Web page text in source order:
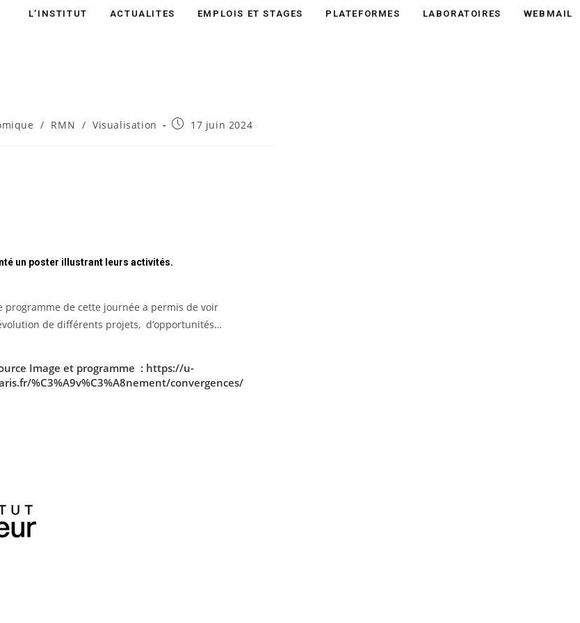
L’INSTITUT ACTUALITES EMPLOIS ET STAGES PLATEFORMES LABORATOIRES WEBMAIL
/ RMN / Visualisation 17 juin 2024
un poster illustrant leurs activités.
programme de cette journée a permis de voir
de différents projets, d’opportunités…
Image et programme : https://u-
%C3%A9v%C3%A8nement/convergences/